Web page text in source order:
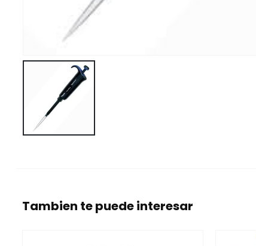
Tambien te puede interesar